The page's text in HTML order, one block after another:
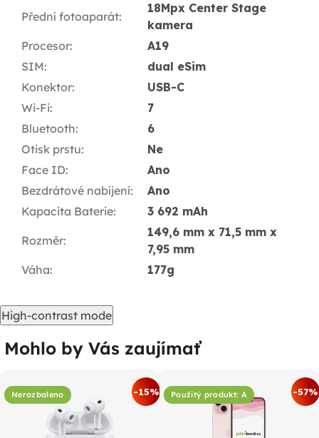
Přední fotoaparát:
18Mpx Center Stage
kamera
Procesor:
A19
SIM:
dual eSim
Konektor:
USB-C
Wi-Fi:
7
Bluetooth:
6
Otisk prstu:
Ne
Face ID:
Ano
Bezdrátové nabíjení:
Ano
Kapacita Baterie: 3 692 mAh
Rozměr:
149,6 mm x 71,5 mm x
7,95 mm
Váha: 177g
High-contrast mode
Mohlo by Vás zaujímať
Nerozbaleno -15% Použitý produkt: A -57%